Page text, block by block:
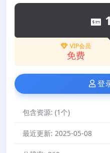
VIP会员
免费
登
包含资源: (1个)
最近更新: 2025-05-08